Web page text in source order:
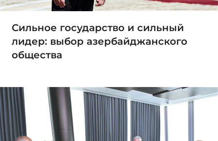
Сильное государство и сильный
лидер: выбор азербайджанского
общества